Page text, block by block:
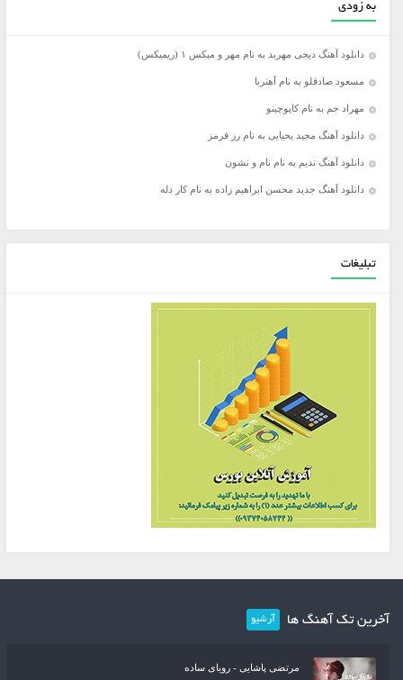
به زودی
دانلود آهنگ دیجی مهربد به نام مهر و میکس ۱ (ریمیکس)
مسعود صادقلو به نام آهنربا
مهراد جم به نام کاپوچینو
دانلود آهنگ مجید یحیایی به نام رز قرمز
دانلود آهنگ ندیم به نام نام و نشون
دانلود آهنگ جدید محسن ابراهیم زاده به نام کار دله
تبلیغات
آخرین تک آهنگ ها آرشیو
مرتضی پاشایی - رویای ساده